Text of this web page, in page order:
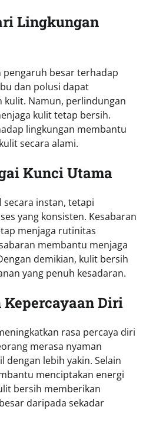
Lingkungan
besar terhadap
dan polusi dapat
kulit. Namun, perlindungan
kulit tetap bersih.
lingkungan membantu
secara alami.
Kunci Utama
instan, tetapi
yang konsisten. Kesabaran
menjaga rutinitas
membantu menjaga
demikian, kulit bersih
yang penuh kesadaran.
Diri
rasa percaya diri
merasa nyaman
dengan lebih yakin. Selain
menciptakan energi
bersih memberikan
daripada sekadar